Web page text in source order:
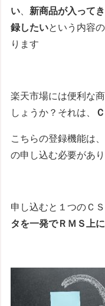
い
新商品が入って
録したいという内容
ります
楽天市場には便利な
しょうか？それは、
こちらの登録機能は
の申し込む必要があ
申し込むと１つのＣ
タを一発でＲＭＳ上